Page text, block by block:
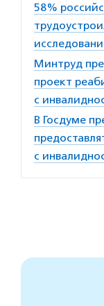
58%
Минтруд
проект
с
В Госдуме
с